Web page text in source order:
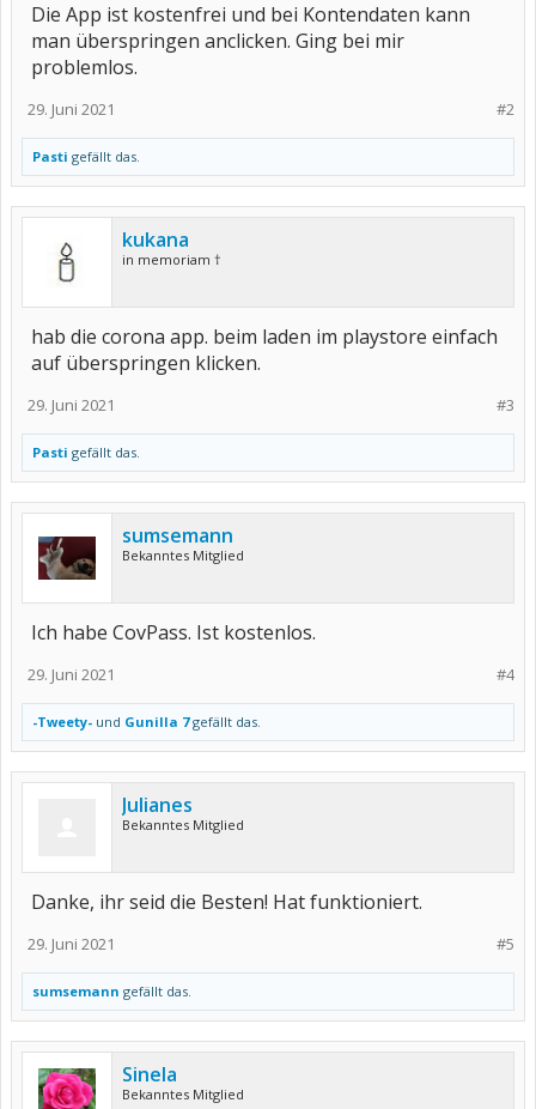
Die App ist kostenfrei und bei Kontendaten kann
man überspringen anclicken. Ging bei mir
problemlos.
#2
29. Juni 2021
Pasti gefällt das.
kukana
in memoriam †
hab die corona app. beim laden im playstore einfach
auf überspringen klicken.
#3
29. Juni 2021
Pasti gefällt das.
sumsemann
Bekanntes Mitglied
Ich habe CovPass. Ist kostenlos.
#4
29. Juni 2021
-Tweety- und Gunilla 7gefällt das.
Julianes
Bekanntes Mitglied
Danke, ihr seid die Besten! Hat funktioniert.
#5
29. Juni 2021
sumsemann gefällt das.
Sinela
Bekanntes Mitglied